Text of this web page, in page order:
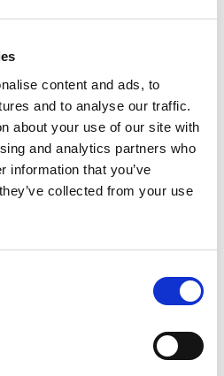
content and ads, to
and to analyse our traffic.
about your use of our site with
and analytics partners who
information that you’ve
collected from your use